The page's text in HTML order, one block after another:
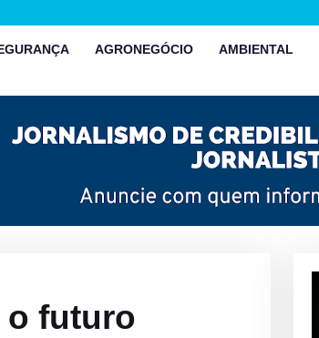
AGRONEGÓCIO AMBIENTAL
o futuro